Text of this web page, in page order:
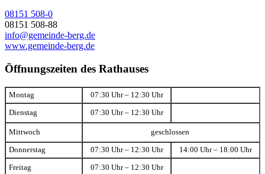
08151 508-0
08151 508-88
info@gemeinde-berg.de
www.gemeinde-berg.de
Öffnungszeiten des Rathauses
Montag 07:30 Uhr – 12:30 Uhr
Dienstag 07:30 Uhr – 12:30 Uhr
Mittwoch geschlossen
Donnerstag 07:30 Uhr – 12:30 Uhr 14:00 Uhr – 18:00 Uhr
Freitag 07:30 Uhr – 12:30 Uhr